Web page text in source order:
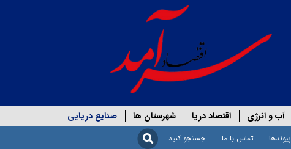
آب و انرژی اقتصاد دریا شهرستان ها صنایع دریایی
پیوندها تماس با ما